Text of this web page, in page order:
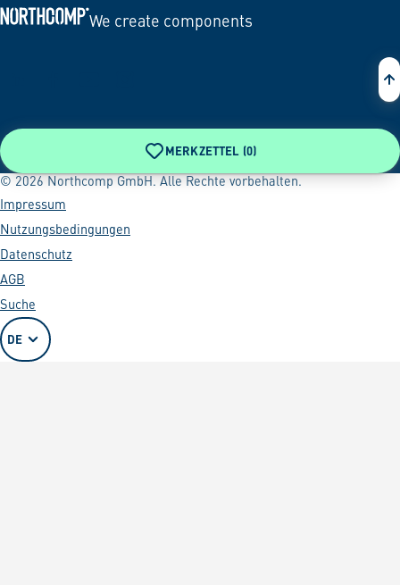
We create components
MERKZETTEL (0)
© 2026 Northcomp GmbH. Alle Rechte vorbehalten.
Impressum
Nutzungsbedingungen
Datenschutz
AGB
Suche
DE